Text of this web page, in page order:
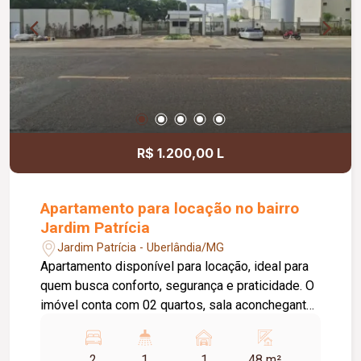
banheiros; Cubas Morgana e torneiras gourmet;
Portas internas brancas; Portas automatizadas
com comando via Alexa e 2,40 metros de altura;
água quente e fria; Paisagismo completo; Imóvel
R$ 1.200,00 L
Apartamento para locação no bairro
Jardim Patrícia
Jardim Patrícia - Uberlândia/MG
Apartamento disponível para locação, ideal para
quem busca conforto, segurança e praticidade. O
imóvel conta com 02 quartos, sala aconchegante,
banheiro social e 01 vaga de estacionamento. O